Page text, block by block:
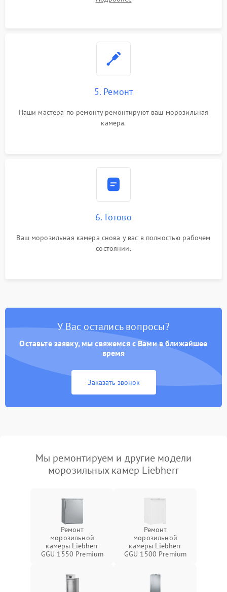
5. Ремонт
Наши мастера по ремонту ремонтируют ваш морозильная
камера.
6. Готово
Ваш морозильная камера снова у вас в полностью рабочем
состоянии.
У Вас остались вопросы?
Оставьте заявку, мы свяжемся с Вами в ближайшее
время
Заказать звонок
Мы ремонтируем и другие модели
морозильных камер Liebherr
Ремонт
морозильной
камеры Liebherr
GGU 1550 Premium
Ремонт
морозильной
камеры Liebherr
GGU 1500 Premium